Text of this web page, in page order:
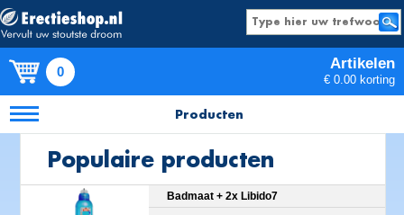
0 Artikelen
€ 0.00 korting
Producten
Populaire producten
Badmaat + 2x Libido7